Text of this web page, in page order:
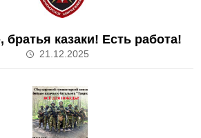
братья казаки! Есть работа!
21.12.2025